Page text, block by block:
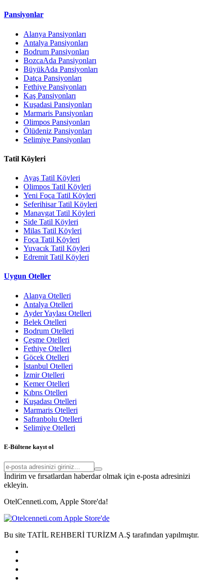
Pansiyonlar
Alanya Pansiyonları
Antalya Pansiyonları
Bodrum Pansiyonları
BozcaAda Pansiyonları
BüyükAda Pansiyonları
Datça Pansiyonları
Fethiye Pansiyonları
Kaş Pansiyonları
Kuşadasi Pansiyonları
Marmaris Pansiyonları
Olimpos Pansiyonları
Ölüdeniz Pansiyonları
Selimiye Pansiyonları
Tatil Köyleri
Ayaş Tatil Köyleri
Olimpos Tatil Köyleri
Yeni Foça Tatil Köyleri
Seferihisar Tatil Köyleri
Manavgat Tatil Köyleri
Side Tatil Köyleri
Milas Tatil Köyleri
Foça Tatil Köyleri
Yuvacık Tatil Köyleri
Edremit Tatil Köyleri
Uygun Oteller
Alanya Otelleri
Antalya Otelleri
Ayder Yaylası Otelleri
Belek Otelleri
Bodrum Otelleri
Çeşme Otelleri
Fethiye Otelleri
Göcek Otelleri
İstanbul Otelleri
İzmir Otelleri
Kemer Otelleri
Kıbrıs Otelleri
Kuşadası Otelleri
Marmaris Otelleri
Safranbolu Otelleri
Selimiye Otelleri
E-Bültene kayıt ol
İndirim ve fırsatlardan haberdar olmak için e-posta adresinizi
ekleyin.
OtelCenneti.com, Apple Store'da!
Bu site TATİL REHBERİ TURİZM A.Ş tarafından yapılmıştır.